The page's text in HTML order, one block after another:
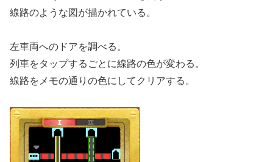
線路のような図が描かれている。
左車両へのドアを調べる。
列車をタップするごとに線路の色が変わる。
線路をメモの通りの色にしてクリアする。